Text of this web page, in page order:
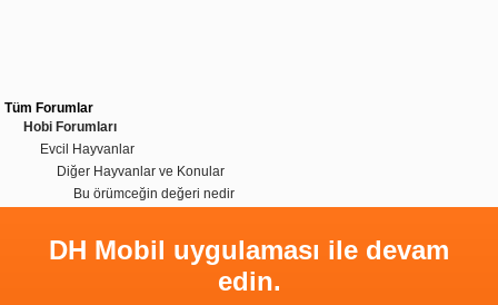
Tüm Forumlar
Hobi Forumları
Evcil Hayvanlar
Diğer Hayvanlar ve Konular
Bu örümceğin değeri nedir
DH Mobil uygulaması ile devam
edin.